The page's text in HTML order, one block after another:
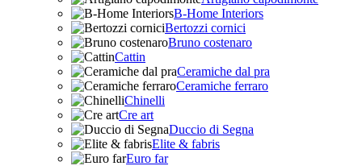
B-Home Interiors
Bertozzi cornici
Bruno costenaro
Cattin
Ceramiche dal pra
Ceramiche ferraro
Chinelli
Cre art
Duccio di Segna
Elite & fabris
Euro far